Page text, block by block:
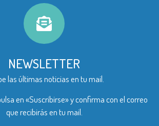
NEWSLETTER
las últimas noticias en tu mail.
en «Suscribirse» y confirma con el correo
que recibirás en tu mail.